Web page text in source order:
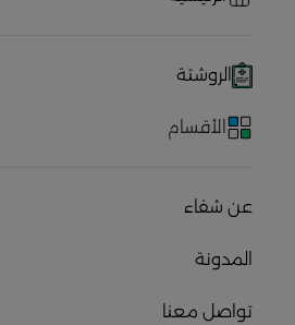
الروشتة
الأقسام
عن شفاء
المدونة
تواصل معنا